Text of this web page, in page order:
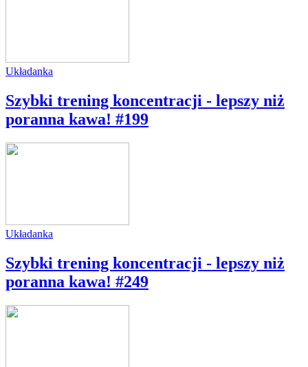
Układanka
Szybki trening koncentracji - lepszy niż
poranna kawa! #199
Układanka
Szybki trening koncentracji - lepszy niż
poranna kawa! #249